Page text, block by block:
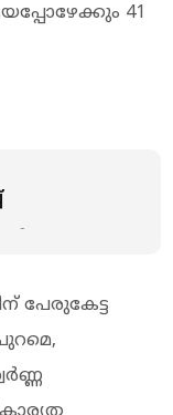
41
പേരുകേട്ട